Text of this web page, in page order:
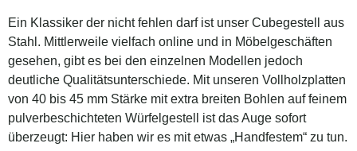
Ein Klassiker der nicht fehlen darf ist unser Cubegestell aus
Stahl. Mittlerweile vielfach online und in Möbelgeschäften
gesehen, gibt es bei den einzelnen Modellen jedoch
deutliche Qualitätsunterschiede. Mit unseren Vollholzplatten
von 40 bis 45 mm Stärke mit extra breiten Bohlen auf feinem
pulverbeschichteten Würfelgestell ist das Auge sofort
überzeugt: Hier haben wir es mit etwas „Handfestem“ zu tun.